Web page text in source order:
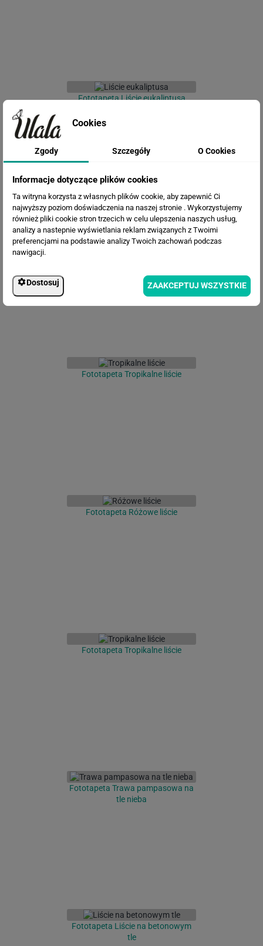
Fototapeta Liście eukaliptusa
Fototapeta Fototapeta Egzotyczne
liście
Fototapeta Tropikalne liście
Fototapeta Różowe liście
Fototapeta Tropikalne liście
Fototapeta Trawa pampasowa na
tle nieba
Fototapeta Liście na betonowym
tle
Cookies
Zgody Szczegóły O Cookies
Informacje dotyczące plików cookies
Ta witryna korzysta z własnych plików cookie, aby zapewnić Ci
najwyższy poziom doświadczenia na naszej stronie . Wykorzystujemy
również pliki cookie stron trzecich w celu ulepszenia naszych usług,
analizy a nastepnie wyświetlania reklam związanych z Twoimi
preferencjami na podstawie analizy Twoich zachowań podczas
nawigacji.
Dostosuj ZAAKCEPTUJ WSZYSTKIE